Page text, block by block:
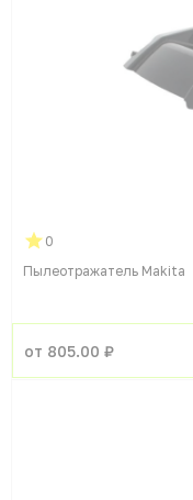
0
Пылеотражатель Makita
от 805.00 ₽